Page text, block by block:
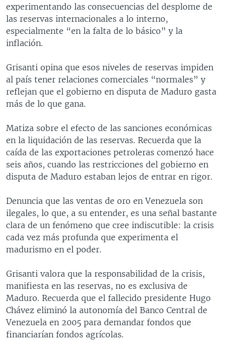
experimentando las consecuencias del desplome de
las reservas internacionales a lo interno,
especialmente “en la falta de lo básico” y la
inflación.
Grisanti opina que esos niveles de reservas impiden
al país tener relaciones comerciales “normales” y
reflejan que el gobierno en disputa de Maduro gasta
más de lo que gana.
Matiza sobre el efecto de las sanciones económicas
en la liquidación de las reservas. Recuerda que la
caída de las exportaciones petroleras comenzó hace
seis años, cuando las restricciones del gobierno en
disputa de Maduro estaban lejos de entrar en rigor.
Denuncia que las ventas de oro en Venezuela son
ilegales, lo que, a su entender, es una señal bastante
clara de un fenómeno que cree indiscutible: la crisis
cada vez más profunda que experimenta el
madurismo en el poder.
Grisanti valora que la responsabilidad de la crisis,
manifiesta en las reservas, no es exclusiva de
Maduro. Recuerda que el fallecido presidente Hugo
Chávez eliminó la autonomía del Banco Central de
Venezuela en 2005 para demandar fondos que
financiarían fondos agrícolas.